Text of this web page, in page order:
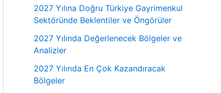
2027 Yılına Doğru Türkiye Gayrimenkul
Sektöründe Beklentiler ve Öngörüler
2027 Yılında Değerlenecek Bölgeler ve
Analizler
2027 Yılında En Çok Kazandıracak
Bölgeler